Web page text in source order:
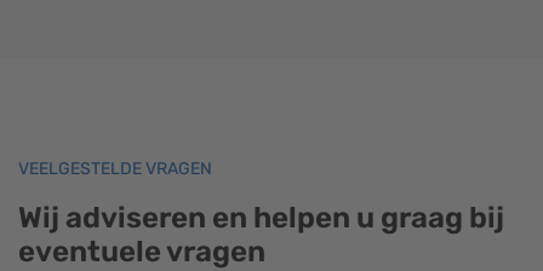
VEELGESTELDE VRAGEN
Wij adviseren en helpen u graag bij
eventuele vragen